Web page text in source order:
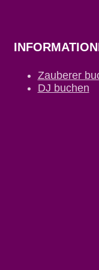
Zauberer
DJ buchen